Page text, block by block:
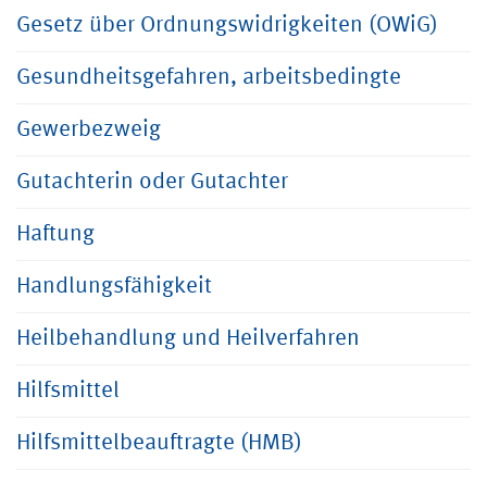
Gesetz über Ordnungswidrigkeiten (OWiG)
Gesundheitsgefahren, arbeitsbedingte
Gewerbezweig
Gutachterin oder Gutachter
Haftung
Handlungsfähigkeit
Heilbehandlung und Heilverfahren
Hilfsmittel
Hilfsmittelbeauftragte (HMB)